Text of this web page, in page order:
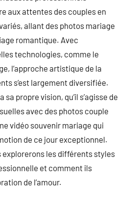
aux attentes des couples en
allant des photos mariage
romantique. Avec
technologies, comme le
l’approche artistique de la
s’est largement diversifiée.
propre vision, qu’il s’agisse de
avec des photos couple
vidéo souvenir mariage qui
de ce jour exceptionnel.
explorerons les différents styles
et comment ils
de l’amour.